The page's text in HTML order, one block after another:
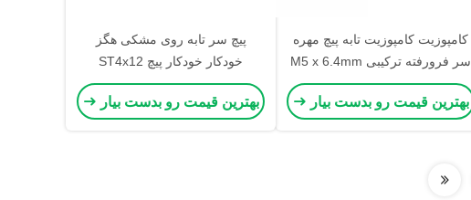
کامپوزیت کامپوزیت تابه پیچ مهره
سر فرورفته ترکیبی M5 x 6.4mm
بهترین قیمت رو بدست بیار
پیچ سر تابه روی مشکی هگز
خودکار خودکار پیچ ST4x12
بهترین قیمت رو بدست بیار